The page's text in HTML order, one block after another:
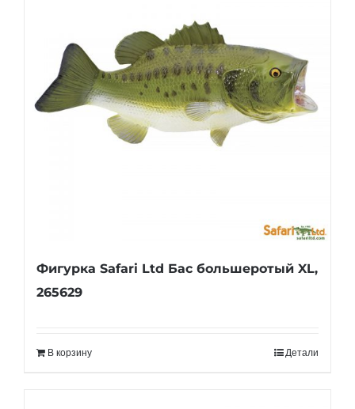
Фигурка Safari Ltd Бас большеротый XL,
265629
В корзину Детали